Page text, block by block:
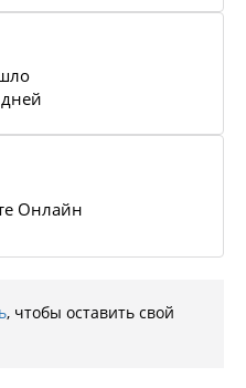
Онлайн
, чтобы оставить свой